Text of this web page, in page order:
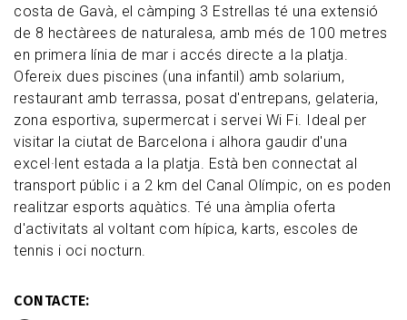
costa de Gavà, el càmping 3 Estrellas té una extensió
de 8 hectàrees de naturalesa, amb més de 100 metres
en primera línia de mar i accés directe a la platja.
Ofereix dues piscines (una infantil) amb solarium,
restaurant amb terrassa, posat d'entrepans, gelateria,
zona esportiva, supermercat i servei Wi Fi. Ideal per
visitar la ciutat de Barcelona i alhora gaudir d'una
excel·lent estada a la platja. Està ben connectat al
transport públic i a 2 km del Canal Olímpic, on es poden
realitzar esports aquàtics. Té una àmplia oferta
d'activitats al voltant com hípica, karts, escoles de
tennis i oci nocturn.
CONTACTE